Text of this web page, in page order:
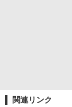
関連リンク